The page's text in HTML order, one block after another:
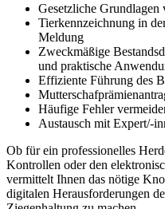
Gesetzliche Grundlagen
Tierkennzeichnung in
Meldung
Zweckmäßige
und praktische
Effiziente Führung des
Häufige Fehler
Austausch mit Expert/-
Ob für ein professionelles
Kontrollen oder den
vermittelt Ihnen das nötige
digitalen Herausforderungen